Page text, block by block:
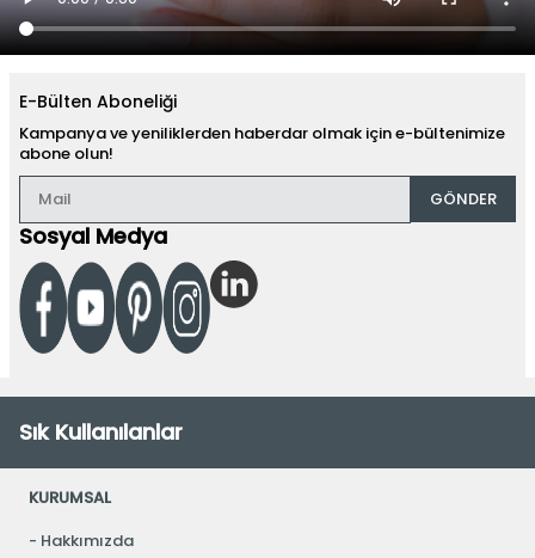
E-Bülten Aboneliği
Kampanya ve yeniliklerden haberdar olmak için e-bültenimize
abone olun!
GÖNDER
Sosyal Medya
Sık Kullanılanlar
KURUMSAL
Hakkımızda